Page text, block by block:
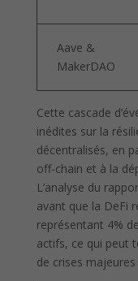
Aave &
MakerDAO
Cette cascade
inédites sur la
décentralisés, en
off-chain et à la
L’analyse du
avant que la DeFi
représentant 4%
actifs, ce qui peut
de crises